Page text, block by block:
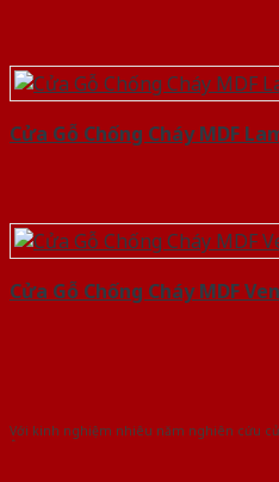
Cửa Gỗ Chống Cháy MDF
Cửa Gỗ Chống Cháy MDF
Với kinh nghiệm nhiêu năm nghiên cứu